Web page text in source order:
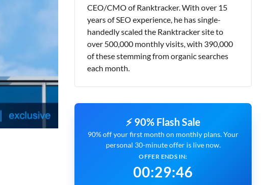
CEO/CMO of Ranktracker. With over 15
years of SEO experience, he has single-
handedly scaled the Ranktracker site to
over 500,000 monthly visits, with 390,000
of these stemming from organic searches
each month.
⚡ 90% Flash Sale
90% off your first month on monthly plans. Your
personal 30-minute offer is live now.
OFFER ENDS IN:
00:29:45